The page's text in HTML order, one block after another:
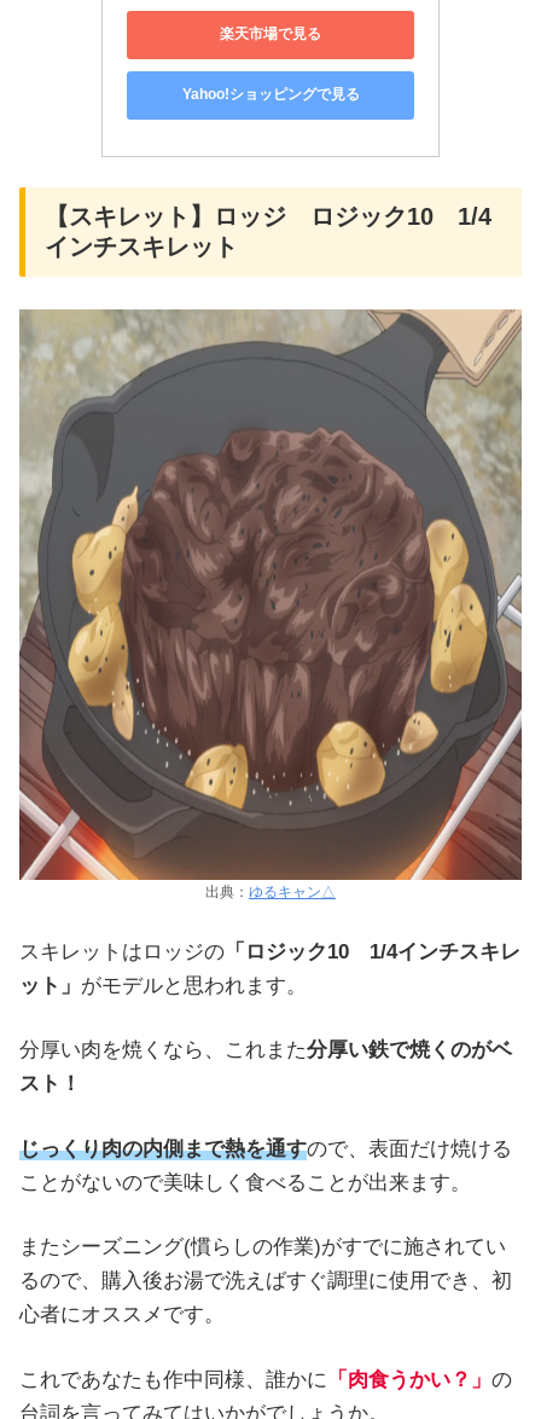
楽天市場で見る
Yahoo!ショッピングで見る
【スキレット】ロッジ ロジック10 1/4
インチスキレット
出典： ゆるキャン△
スキレットはロッジの 「ロジック10 1/4インチスキレ
ット」 がモデルと思われます。
分厚い肉を焼くなら、これまた分厚い鉄で焼くのがベ
スト！
じっくり肉の内側まで熱を通すので、表面だけ焼ける
ことがないので美味しく食べることが出来ます。
またシーズニング(慣らしの作業)がすでに施されてい
るので、購入後お湯で洗えばすぐ調理に使用でき、初
心者にオススメです。
これであなたも作中同様、誰かに 「肉食うかい？」 の
台詞を言ってみてはいかがでしょうか。